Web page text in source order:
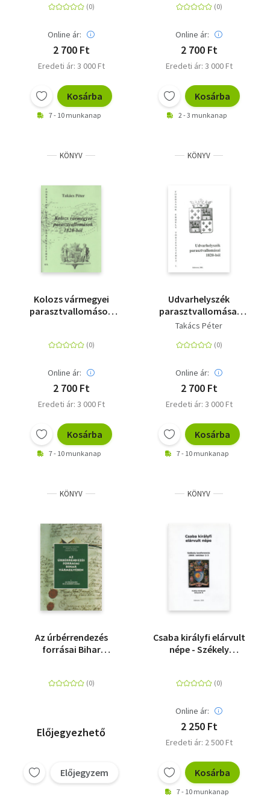
Online ár:
2 700 Ft
Eredeti ár: 3 000 Ft
Kosárba
7 - 10 munkanap
Online ár:
2 700 Ft
Eredeti ár: 3 000 Ft
Kosárba
2 - 3 munkanap
KÖNYV
Kolozs vármegyei
parasztvallomások
Online ár:
2 700 Ft
Eredeti ár: 3 000 Ft
Kosárba
7 - 10 munkanap
KÖNYV
Udvarhelyszék
parasztvallomásai
1820-ból
Takács Péter
Online ár:
2 700 Ft
Eredeti ár: 3 000 Ft
Kosárba
7 - 10 munkanap
KÖNYV
Az úrbérrendezés
forrásai Bihar
Előjegyezhető
Előjegyzem
KÖNYV
Csaba királyfi elárvult
népe - Székely
Online ár:
2 250 Ft
Eredeti ár: 2 500 Ft
Kosárba
7 - 10 munkanap